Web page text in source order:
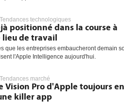
Tendances technologiques
positionné dans la course à
lieu de travail
que les entreprises embaucheront demain
l'Apple Intelligence aujourd'hui.
Tendances marché
Vision Pro d'Apple toujours en
killer app